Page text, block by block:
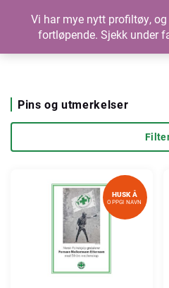
Pins og utmerkelser
HUSK Å
OPPGI NAVN
Vi har mye nytt profiltøy,
fortløpende. Sjekk under